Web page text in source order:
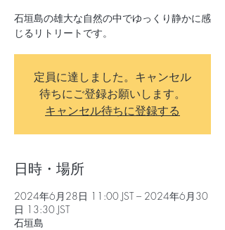
石垣島の雄大な自然の中でゆっくり静かに感
じるリトリートです。
定員に達しました。キャンセル
待ちにご登録お願いします。
キャンセル待ちに登録する
日時・場所
2024年6月28日 11:00 JST – 2024年6月30
日 13:30 JST
石垣島